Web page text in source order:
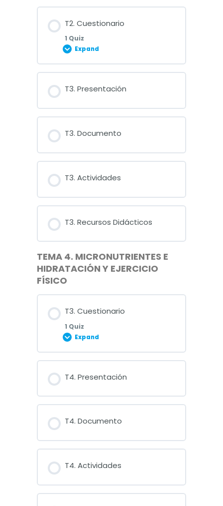
T2. Cuestionario
1 Quiz
Expand
T3. Presentación
T3. Documento
T3. Actividades
T3. Recursos Didácticos
TEMA 4. MICRONUTRIENTES E
HIDRATACIÓN Y EJERCICIO
FÍSICO
T3. Cuestionario
1 Quiz
Expand
T4. Presentación
T4. Documento
T4. Actividades